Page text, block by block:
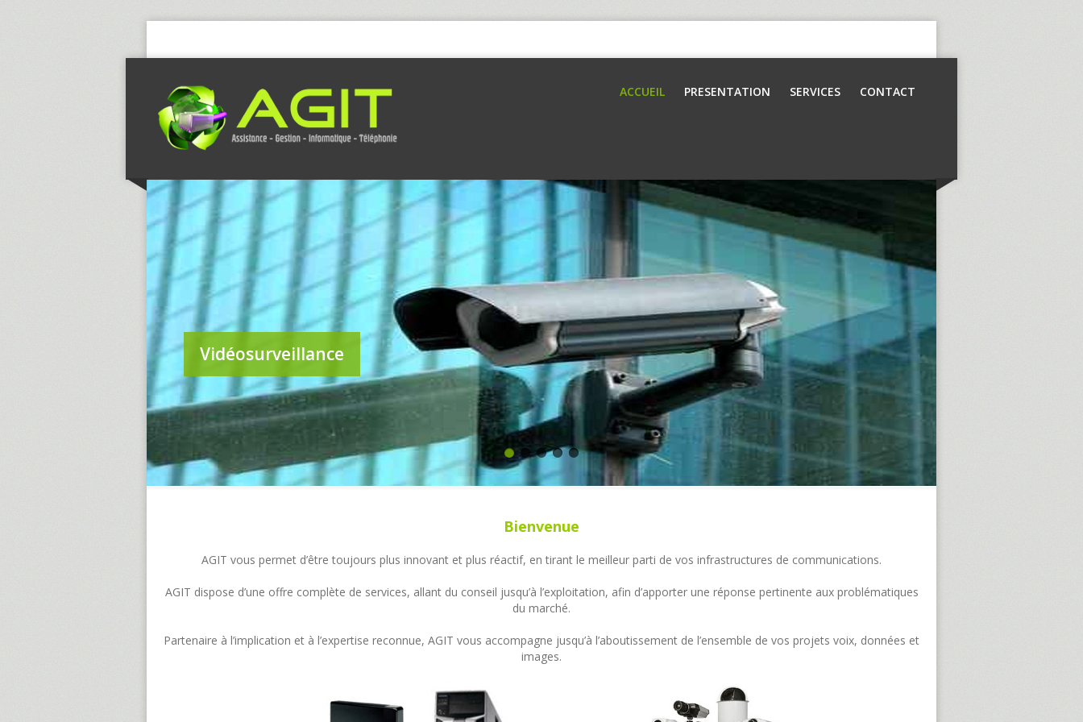
ACCUEIL PRESENTATION SERVICES CONTACT
Vidéosurveillance
Bienvenue
AGIT vous permet d’être toujours plus innovant et plus réactif, en tirant le meilleur parti de vos infrastructures de communications.
AGIT dispose d’une offre complète de services, allant du conseil jusqu’à l’exploitation, afin d’apporter une réponse pertinente aux problématiques
du marché.
Partenaire à l’implication et à l’expertise reconnue, AGIT vous accompagne jusqu’à l’aboutissement de l’ensemble de vos projets voix, données et
images.